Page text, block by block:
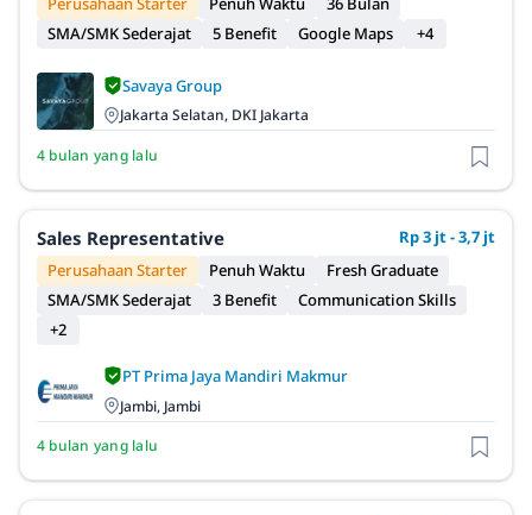
SMA/SMK Sederajat
5 Benefit Google Maps +4
Savaya Group
Jakarta Selatan, DKI Jakarta
4 bulan yang lalu
Sales Representative
Rp 3 jt - 3,7 jt
Perusahaan Starter
Penuh Waktu
Fresh Graduate
SMA/SMK Sederajat
3 Benefit
Communication Skills
+2
PT Prima Jaya Mandiri Makmur
Jambi, Jambi
4 bulan yang lalu